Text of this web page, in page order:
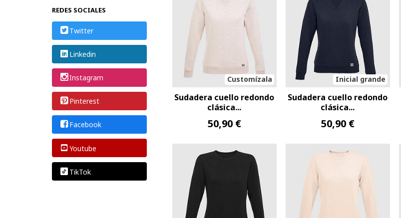
REDES SOCIALES
Twitter
Linkedin
Instagram
Pinterest
Facebook
Youtube
TikTok
Customízala
Sudadera cuello redondo
clásica...
50,90 €
Inicial grande
Sudadera cuello redondo
clásica...
50,90 €